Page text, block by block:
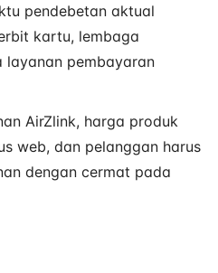
pendebetan aktual
kartu, lembaga
layanan pembayaran
AirZlink, harga produk
web, dan pelanggan harus
dengan cermat pada